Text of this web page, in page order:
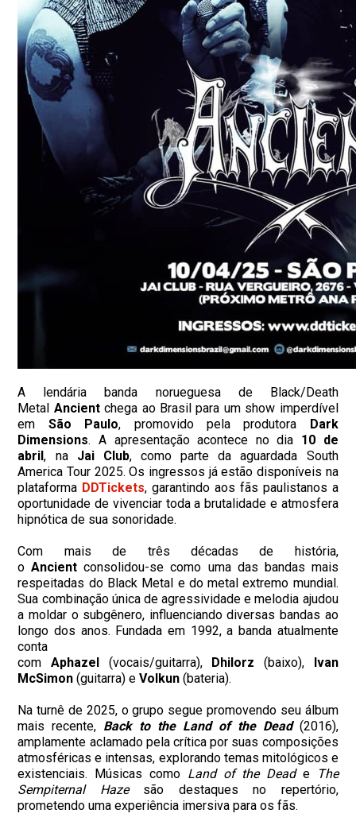
A lendária banda norueguesa de Black/Death
Metal Ancientchega ao Brasil para um show imperdível
em São Paulo, promovido pela produtora Dark
Dimensions. A apresentação acontece no dia 10 de
abril, na Jai Club, como parte da aguardada South
America Tour 2025. Os ingressos já estão disponíveis na
plataforma DDTickets, garantindo aos fãs paulistanos a
oportunidade de vivenciar toda a brutalidade e atmosfera
hipnótica de sua sonoridade.
​Com mais de três décadas de história,
oAncient consolidou-se como uma das bandas mais
respeitadas do Black Metal e do metal extremo mundial.
Sua combinação única de agressividade e melodia ajudou
a moldar o subgênero, influenciando diversas bandas ao
longo dos anos. Fundada em 1992, a banda atualmente
conta
comAphazel (vocais/guitarra), Dhilorz (baixo), Ivan
McSimon (guitarra) eVolkun (bateria).
​Na turnê de 2025, o grupo segue promovendo seu álbum
mais recente, Back to the Land of the Dead(2016),
amplamente aclamado pela crítica por suas composições
atmosféricas e intensas, explorando temas mitológicos e
existenciais. Músicas como Land of the Deade
The
Sempiternal Hazesão destaques no repertório,
prometendo uma experiência imersiva para os fãs.